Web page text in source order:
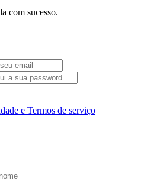
com sucesso.
e Termos de serviço